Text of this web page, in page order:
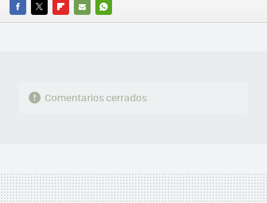
FACEBOOK
TWITTERFLIPBOARD
E-
WHATSAPP
Comentarios cerrados